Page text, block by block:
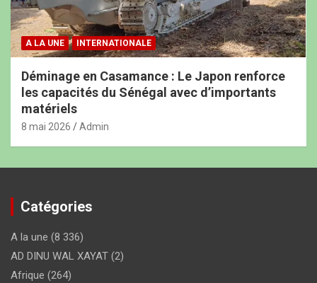
A LA UNE INTERNATIONALE
Déminage en Casamance : Le Japon renforce
les capacités du Sénégal avec d’importants
matériels
8 mai 2026 Admin
Catégories
A la une (8 336)
AD DINU WAL XAYAT (2)
Afrique (264)